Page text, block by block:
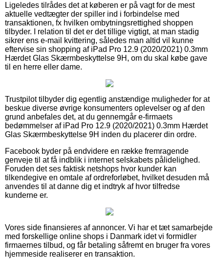
Ligeledes tilrådes det at køberen er på vagt for de mest
aktuelle vedtægter der spiller ind i forbindelse med
transaktionen, fx hvilken ombytningsrettighed shoppen
tilbyder. I relation til det er det tillige vigtigt, at man stadig
sikrer ens e-mail kvittering, således man altid vil kunne
eftervise sin shopping af iPad Pro 12.9 (2020/2021) 0.3mm
Hærdet Glas Skærmbeskyttelse 9H, om du skal købe gave
til en herre eller dame.
Trustpilot tilbyder dig egentlig anstændige muligheder for at
beskue diverse øvrige konsumenters oplevelser og af den
grund anbefales det, at du gennemgår e-firmaets
bedømmelser af iPad Pro 12.9 (2020/2021) 0.3mm Hærdet
Glas Skærmbeskyttelse 9H inden du placerer din ordre.
Facebook byder på endvidere en række fremragende
genveje til at få indblik i internet selskabets pålidelighed.
Foruden det ses faktisk netshops hvor kunder kan
tilkendegive en omtale af ordreforløbet, hvilket desuden må
anvendes til at danne dig et indtryk af hvor tilfredse
kunderne er.
Vores side finansieres af annoncer. Vi har et tæt samarbejde
med forskellige online shops i Danmark idet vi formidler
firmaernes tilbud, og får betaling såfremt en bruger fra vores
hjemmeside realiserer en transaktion.